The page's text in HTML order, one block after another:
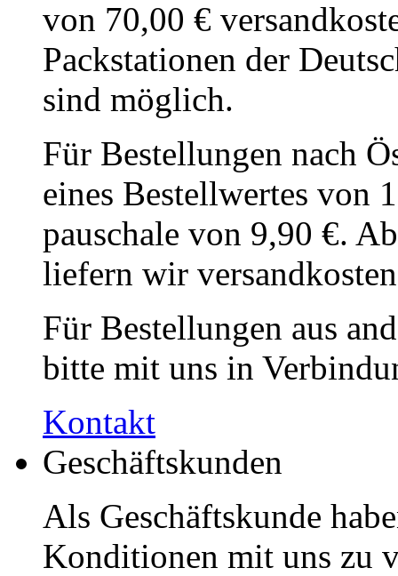
von 70,00 €
Packstationen der
sind möglich.
Für Bestellungen nach
eines Bestellwert­es von
pauschale von 9,90 €.
liefern wir
Für Bestellungen aus
bitte mit uns in
Kontakt
Geschäftskunden
Als Geschäftskunde
Konditionen mit uns zu